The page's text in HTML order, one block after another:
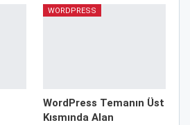
WORDPRESS
WordPress Temanın Üst
Kısmında Alan